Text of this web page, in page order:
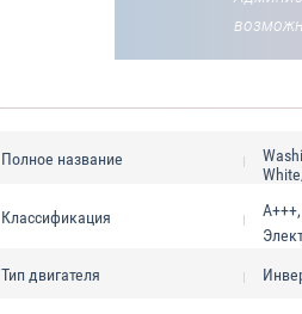
Полное название
Классификация
Тип двигателя